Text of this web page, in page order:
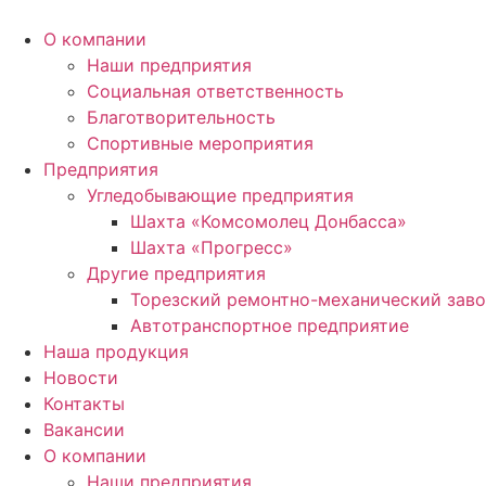
содержимому
О компании
Наши предприятия
Социальная ответственность
Благотворительность
Спортивные мероприятия
Предприятия
Угледобывающие предприятия
Шахта «Комсомолец Донбасса»
Шахта «Прогресс»
Другие предприятия
Торезский ремонтно-механический
Автотранспортное предприятие
Наша продукция
Новости
Контакты
Вакансии
О компании
Наши предприятия